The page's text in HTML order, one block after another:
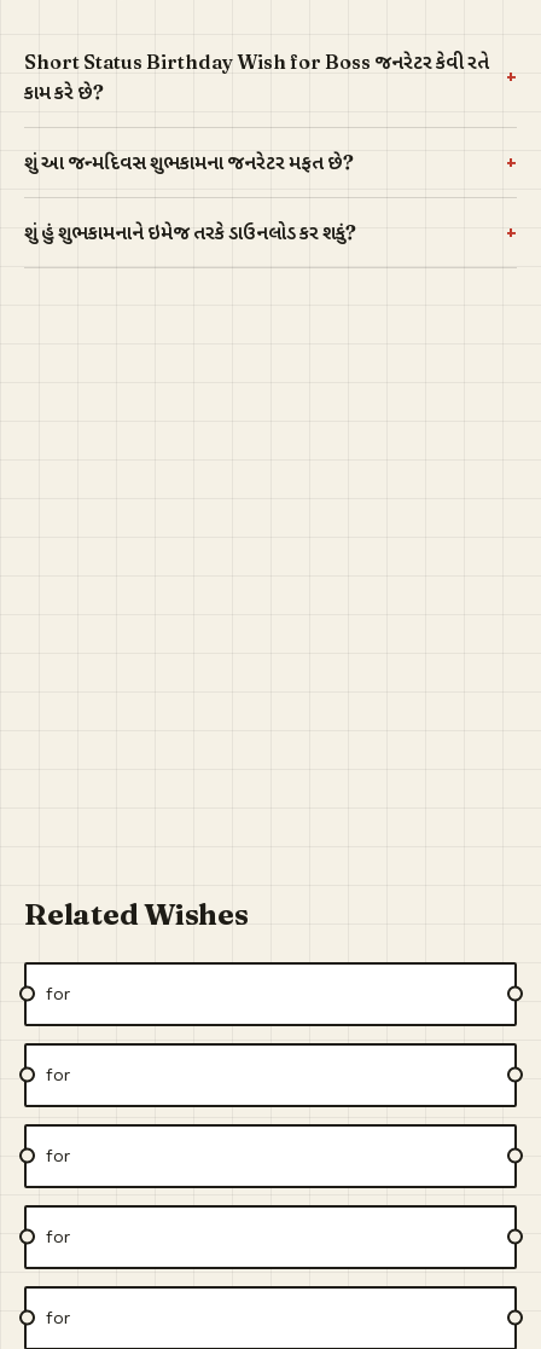
Short Status Birthday Wish for Boss જનરેટર કેવી રીતે
કામ કરે છે?
+
શું આ જન્મદિવસ શુભકામના જનરેટર મફત છે? +
શું હું શુભકામનાને ઇમેજ તરીકે ડાઉનલોડ કરી શકું? +
Related Wishes
for
for
for
for
for